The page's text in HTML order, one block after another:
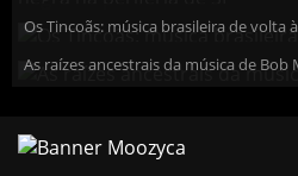
Os Tincoãs: música brasileira de volta
As raízes ancestrais da música de Bob